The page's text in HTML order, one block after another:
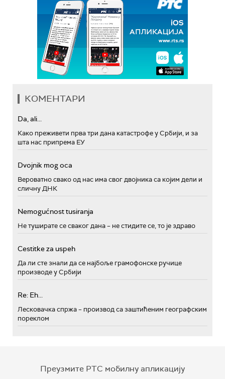
КОМЕНТАРИ
Da, ali...
Како преживети прва три дана катастрофе у Србији, и за
шта нас припрема ЕУ
Dvojnik mog oca
Вероватно свако од нас има свог двојника са којим дели и
сличну ДНК
Nemogućnost tusiranja
Не туширате се сваког дана – не стидите се, то је здраво
Cestitke za uspeh
Да ли сте знали да се најбоље грамофонске ручице
производе у Србији
Re: Eh...
Лесковачка спржа – производ са заштићеним географским
пореклом
Преузмите РТС мобилну апликацију